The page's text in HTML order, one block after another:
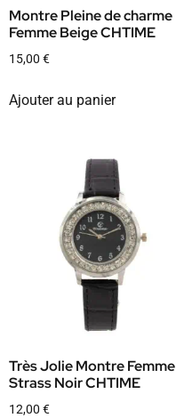
Montre Pleine de charme
Femme Beige CHTIME
15,00 €
Ajouter au panier
Très Jolie Montre Femme
Strass Noir CHTIME
12,00 €